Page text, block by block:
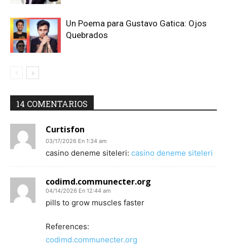
Un Poema para Gustavo Gatica: Ojos
Quebrados
14 COMENTARIOS
Curtisfon
03/17/2026 En 1:34 am
casino deneme siteleri: casino deneme siteleri
codimd.communecter.org
04/14/2026 En 12:44 am
pills to grow muscles faster
References:
codimd.communecter.org